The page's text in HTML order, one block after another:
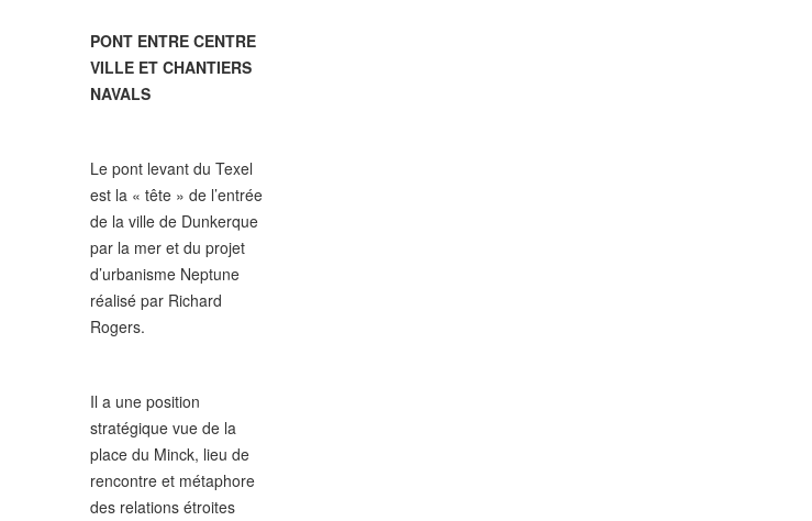
PONT ENTRE CENTRE
VILLE ET CHANTIERS
NAVALS
Le pont levant du Texel
est la « tête » de l’entrée
de la ville de Dunkerque
par la mer et du projet
d’urbanisme Neptune
réalisé par Richard
Rogers.
Il a une position
stratégique vue de la
place du Minck, lieu de
rencontre et métaphore
des relations étroites